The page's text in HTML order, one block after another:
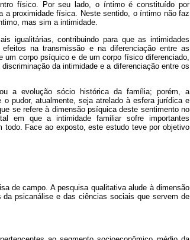
físico. Por seu lado, o íntimo é constituído por
a proximidade física. Neste sentido, o íntimo não faz
mas sim a intimidade.
igualitárias, contribuindo para que as intimidades
na transmissão e na diferenciação entre as
um corpo psíquico e de um corpo físico diferenciado,
da intimidade e a diferenciação entre os
a evolução sócio histórica da família; porém, a
pudor, atualmente, seja atrelado à esfera jurídica e
se refere à dimensão psíquica deste sentimento no
em que a intimidade familiar sofre importantes
todo. Face ao exposto, este estudo teve por objetivo
de campo. A pesquisa qualitativa alude à dimensão
psicanálise e das ciências sociais que servem de